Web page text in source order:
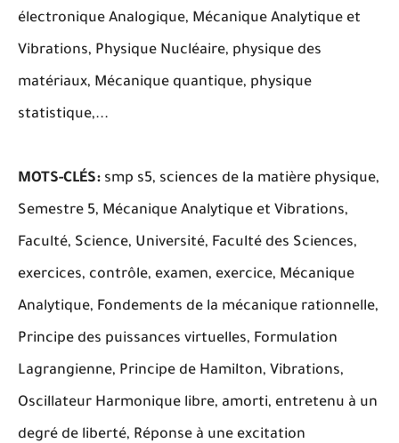
électronique Analogique, Mécanique Analytique et
Vibrations, Physique Nucléaire, physique des
matériaux, Mécanique quantique, physique
statistique,...
MOTS-CLÉS: smp s5, sciences de la matière physique,
Semestre 5, Mécanique Analytique et Vibrations,
Faculté, Science, Université, Faculté des Sciences,
exercices, contrôle, examen, exercice, Mécanique
Analytique, Fondements de la mécanique rationnelle,
Principe des puissances virtuelles, Formulation
Lagrangienne, Principe de Hamilton, Vibrations,
Oscillateur Harmonique libre, amorti, entretenu à un
degré de liberté, Réponse à une excitation